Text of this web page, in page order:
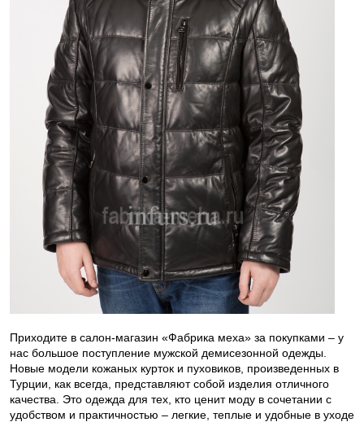
Приходите в салон-магазин «Фабрика меха» за покупками – у
нас большое поступление мужской демисезонной одежды.
Новые модели кожаных курток и пуховиков, произведенных в
Турции, как всегда, представляют собой изделия отличного
качества. Это одежда для тех, кто ценит моду в сочетании с
удобством и практичностью – легкие, теплые и удобные в уходе